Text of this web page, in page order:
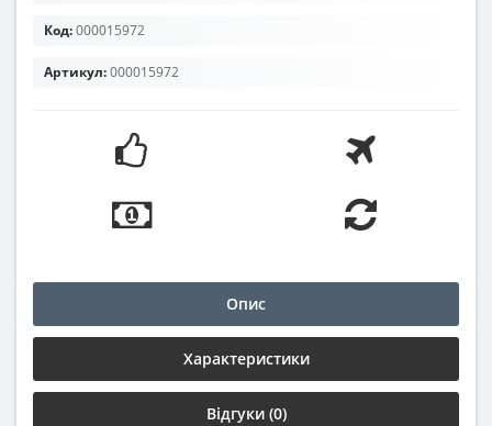
Код:000015972
Артикул:000015972
Опис
Характеристики
Відгуки (0)